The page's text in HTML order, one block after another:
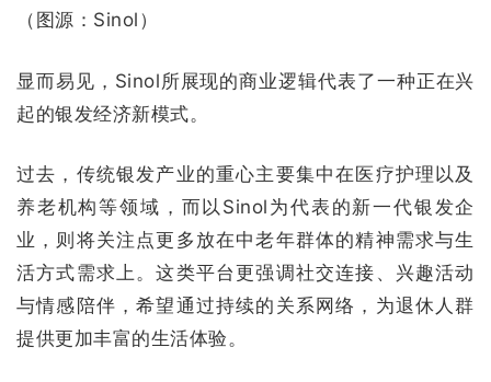
（图源：Sinol）
显而易见，Sinol所展现的商业逻辑代表了一种正在兴
起的银发经济新模式。
过去，传统银发产业的重心主要集中在医疗护理以及
养老机构等领域，而以Sinol为代表的新一代银发企
业，则将关注点更多放在中老年群体的精神需求与生
活方式需求上。这类平台更强调社交连接、兴趣活动
与情感陪伴，希望通过持续的关系网络，为退休人群
提供更加丰富的生活体验。